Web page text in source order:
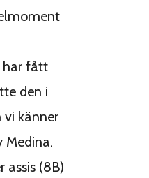
har fått
den i
känner
Medina.
assis (8B)